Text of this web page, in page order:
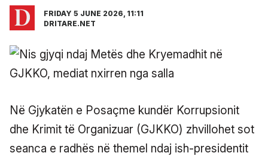
FRIDAY 5 JUNE 2026, 11:11
DRITARE.NET
Në Gjykatën e Posaçme kundër Korrupsionit
dhe Krimit të Organizuar (GJKKO) zhvillohet sot
seanca e radhës në themel ndaj ish-presidentit